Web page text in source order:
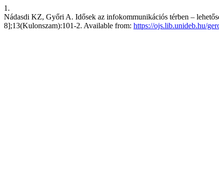
1.
Nádasdi KZ, Győri A. Idősek az infokommunikációs térben –
8];13(Kulonszam):101-2. Available from: https://ojs.lib.unideb.hu/